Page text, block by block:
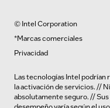
© Intel Corporation
*Marcas comerciales
Privacidad
Las tecnologías Intel
la activación de servicios. //
absolutamente seguro. //